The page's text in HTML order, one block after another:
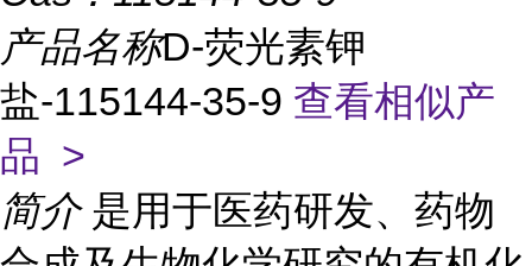
产品名称D-荧光素钾
盐-115144-35-9 查看相似产
品 >
简介 是用于医药研发、药物